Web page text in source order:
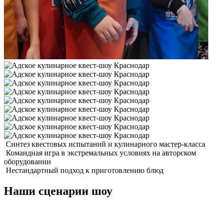
Синтез квестовых испытаний и кулинарного мастер-класса
Командная игра в экстремальных условиях на авторском
оборудовании
Нестандартный подход к приготовлению блюд
Наши сценарии шоу